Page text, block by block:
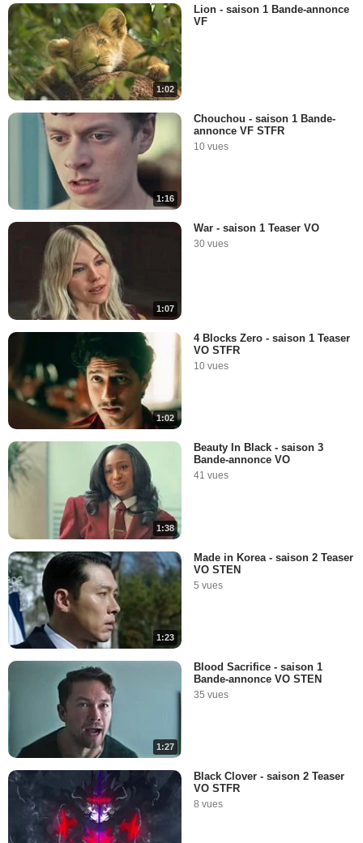
1:02
Lion - saison 1 Bande-annonce
VF
1:16
Chouchou - saison 1 Bande-
annonce VF STFR
10 vues
1:07
War - saison 1 Teaser VO
30 vues
1:02
4 Blocks Zero - saison 1 Teaser
VO STFR
10 vues
1:38
Beauty In Black - saison 3
Bande-annonce VO
41 vues
1:23
Made in Korea - saison 2 Teaser
VO STEN
5 vues
1:27
Blood Sacrifice - saison 1
Bande-annonce VO STEN
35 vues
Black Clover - saison 2 Teaser
VO STFR
8 vues